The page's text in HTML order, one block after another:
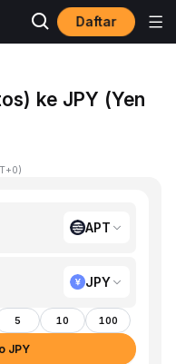
Daftar
ke JPY (Yen
)
APT
JPY
5 10 100
JPY